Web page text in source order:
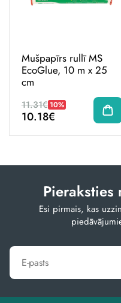
Mušpapīrs rullī MS
EcoGlue, 10 m x 25
cm
11.31€ 10%
10.18€
Pieraksties
Esi pirmais, kas